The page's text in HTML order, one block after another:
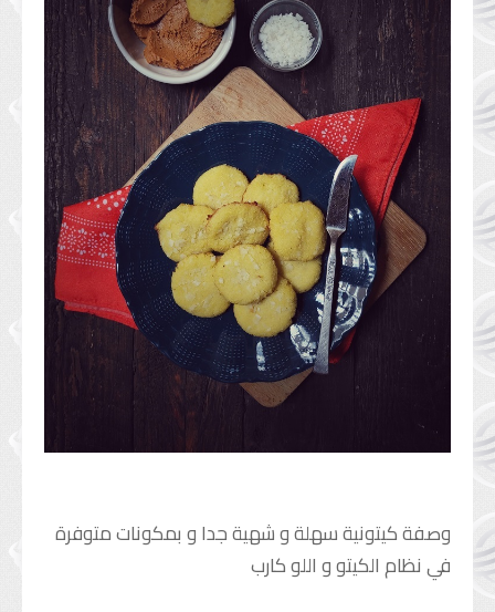
الحلويات
مشروبات
متنوعات
نصائح و خبرات
أ ب طبخ
حلوة الأكلة
أكلة صحية
البحث المتقدم
فوائد الخضار و الفاكهة
فوائد الفاكهة
الأعشاب و البهارات
وصفة كيتونية سهلة و شهية جدا و بمكونات متوفرة
في نظام الكيتو و اللو كارب